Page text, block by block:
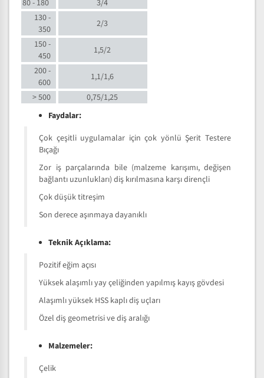
80 - 180
3/4
130 -
350
2/3
150 -
450
1,5/2
200 -
600
1,1/1,6
> 500
0,75/1,25
Faydalar:
Çok çeşitli uygulamalar için çok yönlü Şerit Testere
Bıçağı
Zor iş parçalarında bile (malzeme karışımı, değişen
bağlantı uzunlukları) diş kırılmasına karşı dirençli
Çok düşük titreşim
Son derece aşınmaya dayanıklı
Teknik Açıklama:
Pozitif eğim açısı
Yüksek alaşımlı yay çeliğinden yapılmış kayış gövdesi
Alaşımlı yüksek HSS kaplı diş uçları
Özel diş geometrisi ve diş aralığı
Malzemeler:
Çelik